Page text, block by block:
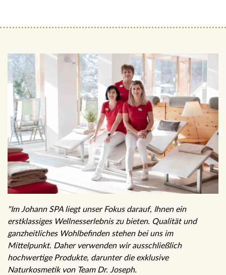
"Im Johann SPA liegt unser Fokus darauf, Ihnen ein
erstklassiges Wellnesserlebnis zu bieten. Qualität und
ganzheitliches Wohlbefinden stehen bei uns im
Mittelpunkt. Daher verwenden wir ausschließlich
hochwertige Produkte, darunter die exklusive
Naturkosmetik von Team Dr. Joseph.